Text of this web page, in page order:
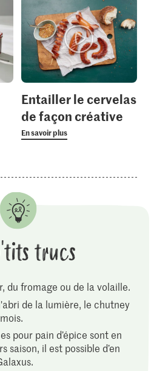
Entailler le cervelas
de façon créative
En savoir plus
trucs
du fromage ou de la volaille.
de la lumière, le chutney
pour pain d’épice sont en
saison, il est possible d’en